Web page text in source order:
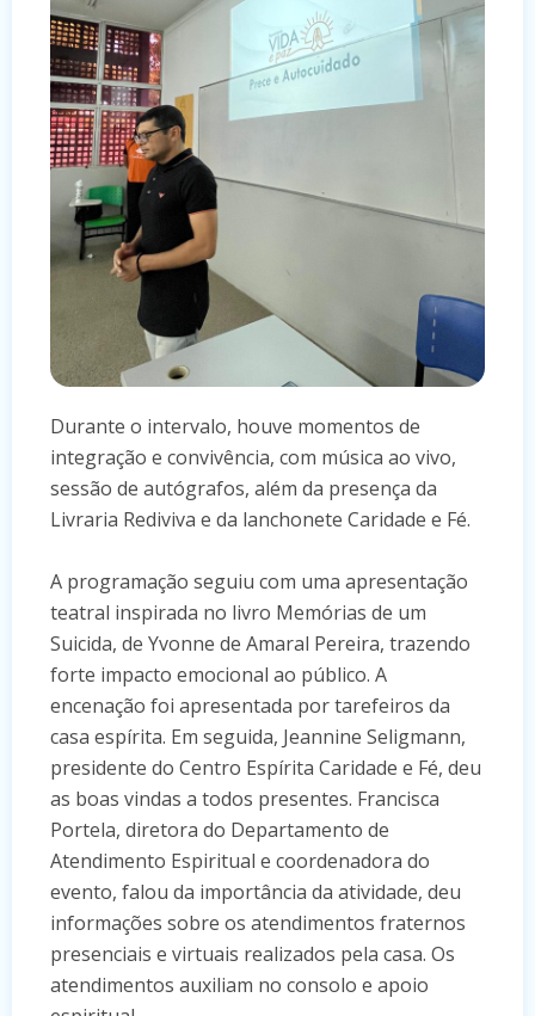
Durante o intervalo, houve momentos de
integração e convivência, com música ao vivo,
sessão de autógrafos, além da presença da
Livraria Rediviva e da lanchonete Caridade e Fé.
A programação seguiu com uma apresentação
teatral inspirada no livro Memórias de um
Suicida, de Yvonne de Amaral Pereira, trazendo
forte impacto emocional ao público. A
encenação foi apresentada por tarefeiros da
casa espírita. Em seguida, Jeannine Seligmann,
presidente do Centro Espírita Caridade e Fé, deu
as boas vindas a todos presentes. Francisca
Portela, diretora do Departamento de
Atendimento Espiritual e coordenadora do
evento, falou da importância da atividade, deu
informações sobre os atendimentos fraternos
presenciais e virtuais realizados pela casa. Os
atendimentos auxiliam no consolo e apoio